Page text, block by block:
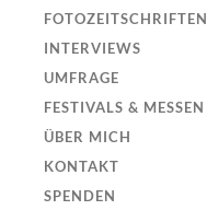
FOTOZEITSCHRIFTEN
INTERVIEWS
UMFRAGE
FESTIVALS & MESSEN
ÜBER MICH
KONTAKT
SPENDEN